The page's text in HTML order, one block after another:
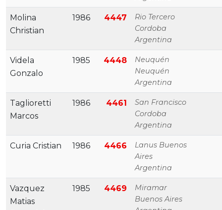
Molina
Christian
1986 4447
Rio Tercero
Cordoba
Argentina
Videla
Gonzalo
1985 4448
Neuquén
Neuquén
Argentina
Taglioretti
Marcos
1986 4461
San Francisco
Cordoba
Argentina
Curia Cristian 1986 4466
Lanus Buenos
Aires
Argentina
Vazquez
Matias
1985 4469
Miramar
Buenos Aires